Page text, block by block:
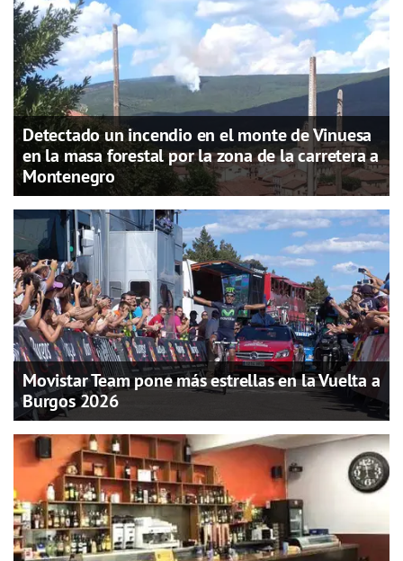
Detectado un incendio en el monte de Vinuesa
en la masa forestal por la zona de la carretera a
Montenegro
Movistar Team pone más estrellas en la Vuelta a
Burgos 2026